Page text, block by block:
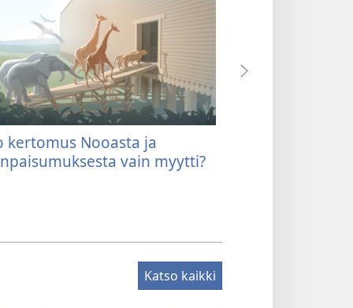
kertomus Nooasta ja
vain myytti?
Katso kaikki